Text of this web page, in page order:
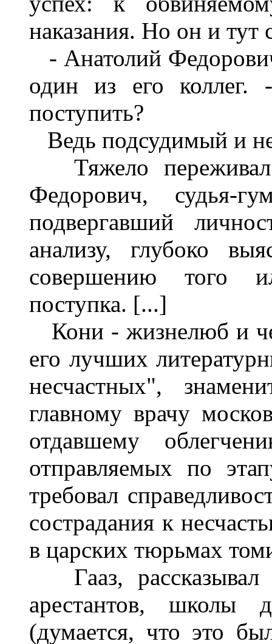
наказания. Но он и тут
- Анатолий
один из его
поступить?
Ведь подсудимый и
Тяжело
Федорович, судья-
подвергавший
анализу, глубоко
совершению того
поступка. [...]
Кони - жизнелюб и
его лучших
несчастных",
главному врачу
отдавшему
отправляемых по
требовал
сострадания к
в царских тюрьмах
Гааз, рассказывал
арестантов,
(думается, что это